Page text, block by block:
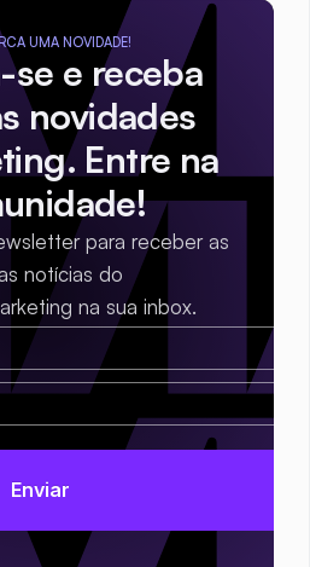
UMA NOVIDADE!
se e receba
novidades
Entre na
para receber as
notícias do
na sua inbox.